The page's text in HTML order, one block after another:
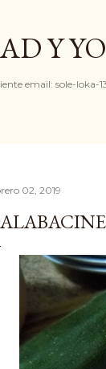
Y YO
email: sole-loka-
02, 2019